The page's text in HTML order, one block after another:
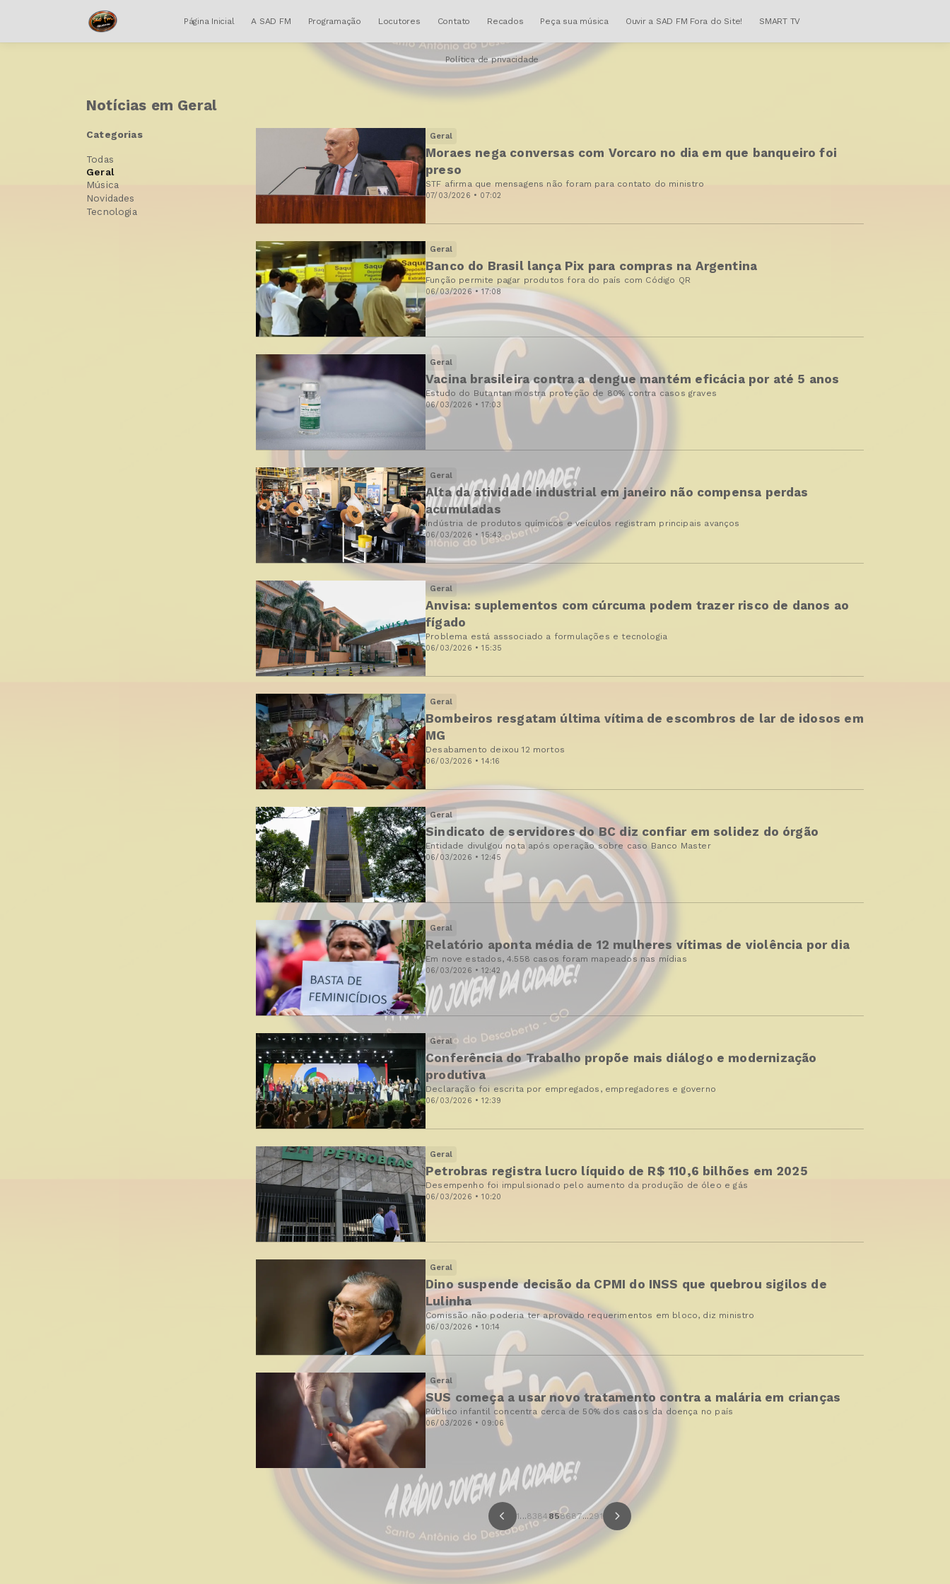
Página Inicial A SAD FM Programação Locutores Contato Recados Peça sua música Ouvir a SAD FM Fora do Site! SMART TV
Política de privacidade
Notícias em Geral
Categorias
Todas
Geral
Música
Novidades
Tecnologia
Geral
07/03/2026 • 07:02
Moraes nega conversas com Vorcaro no dia em que banqueiro foi
preso
STF afirma que mensagens não foram para contato do ministro
Geral
06/03/2026 • 17:08
Banco do Brasil lança Pix para compras na Argentina
Função permite pagar produtos fora do país com Código QR
Geral
06/03/2026 • 17:03
Vacina brasileira contra a dengue mantém eficácia por até 5 anos
Estudo do Butantan mostra proteção de 80% contra casos graves
Geral
06/03/2026 • 15:43
Alta da atividade industrial em janeiro não compensa perdas
acumuladas
Indústria de produtos químicos e veículos registram principais avanços
Geral
06/03/2026 • 15:35
Anvisa: suplementos com cúrcuma podem trazer risco de danos ao
fígado
Problema está asssociado a formulações e tecnologia
Geral
06/03/2026 • 14:16
Bombeiros resgatam última vítima de escombros de lar de idosos em
MG
Desabamento deixou 12 mortos
Geral
06/03/2026 • 12:45
Sindicato de servidores do BC diz confiar em solidez do órgão
Entidade divulgou nota após operação sobre caso Banco Master
Geral
06/03/2026 • 12:42
Relatório aponta média de 12 mulheres vítimas de violência por dia
Em nove estados, 4.558 casos foram mapeados nas mídias
Geral
06/03/2026 • 12:39
Conferência do Trabalho propõe mais diálogo e modernização
produtiva
Declaração foi escrita por empregados, empregadores e governo
Geral
06/03/2026 • 10:20
Petrobras registra lucro líquido de R$ 110,6 bilhões em 2025
Desempenho foi impulsionado pelo aumento da produção de óleo e gás
Geral
06/03/2026 • 10:14
Dino suspende decisão da CPMI do INSS que quebrou sigilos de
Lulinha
Comissão não poderia ter aprovado requerimentos em bloco, diz ministro
Geral
06/03/2026 • 09:06
SUS começa a usar novo tratamento contra a malária em crianças
Público infantil concentra cerca de 50% dos casos da doença no país
1...8384 858687...291